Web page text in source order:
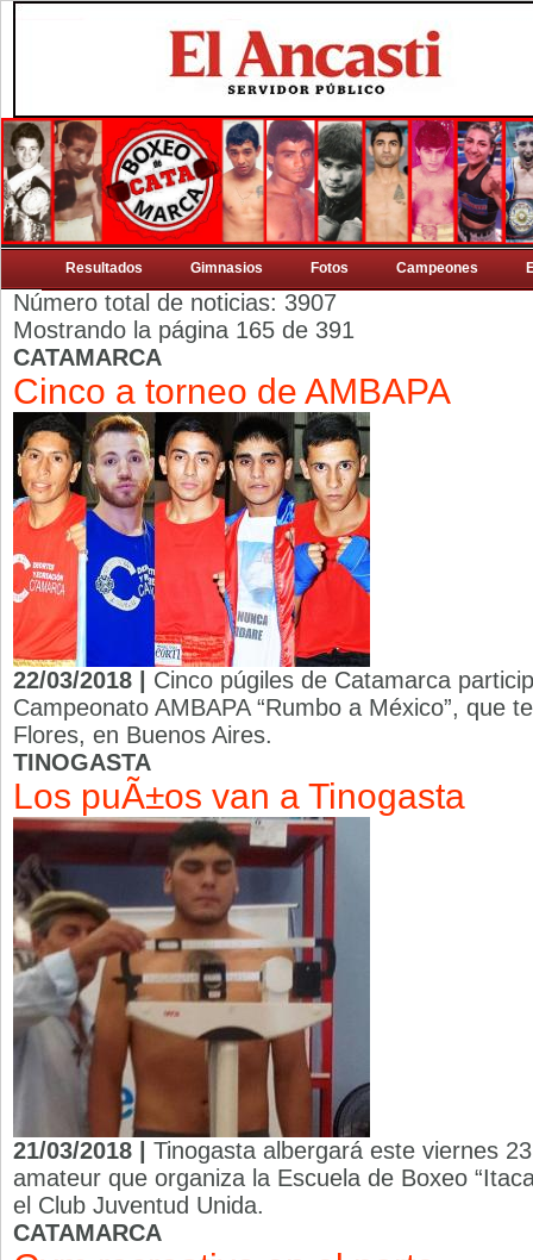
Resultados Gimnasios Fotos Campeones
Número total de noticias: 3907
Mostrando la página 165 de 391
CATAMARCA
Cinco a torneo de AMBAPA
22/03/2018 | Cinco púgiles de Catamarca
Campeonato AMBAPA “Rumbo a México”, que
Flores, en Buenos Aires.
TINOGASTA
Los puÃ±os van a Tinogasta
21/03/2018 | Tinogasta albergará este viernes
amateur que organiza la Escuela de Boxeo
el Club Juventud Unida.
CATAMARCA